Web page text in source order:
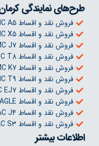
طرح‌های نمایندگی کرمان
فروش نقد و اقساط KMC A5
فروش نقد و اقساط KMC X5
فروش نقد و اقساط KMC J7
فروش نقد و اقساط KMC T8
فروش نقد و اقساط KMC K7
فروش نقد و اقساط KMC T9
فروش نقد و اقساط KMC EJ7
فروش نقد و اقساط KMC EAGLE
فروش نقد و اقساط JAC J4
فروش نقد و اقساط JAC S3
اطلاعات بیشتر